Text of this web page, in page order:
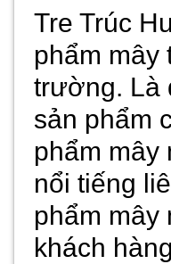
Tre Trúc
phẩm mây
trường. Là
sản phẩm
phẩm
nổi tiếng
phẩm mây
khách